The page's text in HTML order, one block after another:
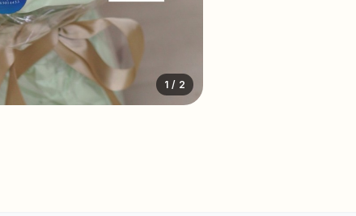
1 / 2